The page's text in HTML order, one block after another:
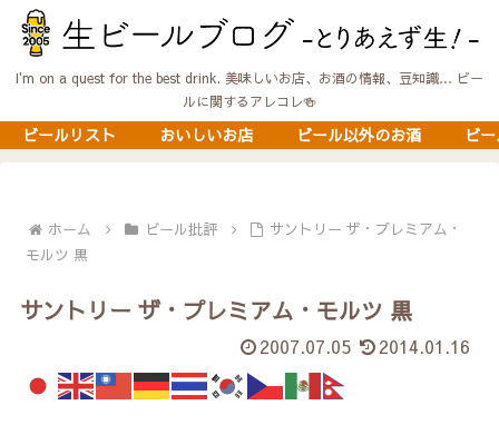
I'm on a quest for the best drink. 美味しいお店、お酒の情報、豆知識… ビー
ルに関するアレコレ🍻
ビールリスト おいしいお店 ビール以外のお酒 ビ
ホーム ビール批評
サントリー ザ・プレミアム・
モルツ 黒
サントリー ザ・プレミアム・モルツ 黒
2007.07.05 2014.01.16